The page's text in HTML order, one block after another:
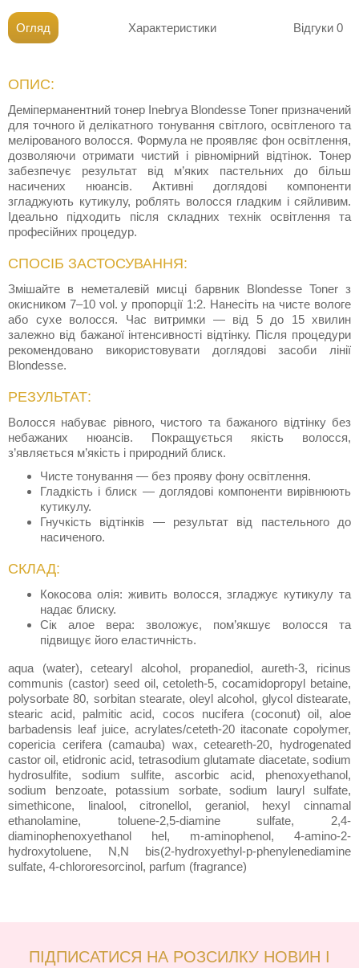
Огляд Характеристики Відгуки 0
ОПИС:
Деміперманентний тонер Inebrya Blondesse Toner призначений
для точного й делікатного тонування світлого, освітленого та
мелірованого волосся. Формула не проявляє фон освітлення,
дозволяючи отримати чистий і рівномірний відтінок. Тонер
забезпечує результат від м’яких пастельних до більш
насичених нюансів. Активні доглядові компоненти
згладжують кутикулу, роблять волосся гладким і сяйливим.
Ідеально підходить після складних технік освітлення та
професійних процедур.
СПОСІБ ЗАСТОСУВАННЯ:
Змішайте в неметалевій мисці барвник Blondesse Toner з
окисником 7–10 vol. у пропорції 1:2. Нанесіть на чисте вологе
або сухе волосся. Час витримки — від 5 до 15 хвилин
залежно від бажаної інтенсивності відтінку. Після процедури
рекомендовано використовувати доглядові засоби лінії
Blondesse.
РЕЗУЛЬТАТ:
Волосся набуває рівного, чистого та бажаного відтінку без
небажаних нюансів. Покращується якість волосся,
з’являється м’якість і природний блиск.
Чисте тонування — без прояву фону освітлення.
Гладкість і блиск — доглядові компоненти вирівнюють
кутикулу.
Гнучкість відтінків — результат від пастельного до
насиченого.
СКЛАД:
Кокосова олія: живить волосся, згладжує кутикулу та
надає блиску.
Сік алое вера: зволожує, пом’якшує волосся та
підвищує його еластичність.
aqua (water), cetearyl alcohol, propanediol, aureth-3, ricinus
communis (castor) seed oil, cetoleth-5, cocamidopropyl betaine,
polysorbate 80, sorbitan stearate, oleyl alcohol, glycol distearate,
stearic acid, palmitic acid, cocos nucifera (coconut) oil, aloe
barbadensis leaf juice, acrylates/ceteth-20 itaconate copolymer,
copericia cerifera (camauba) wax, ceteareth-20, hydrogenated
castor oil, etidronic acid, tetrasodium glutamate diacetate, sodium
hydrosulfite, sodium sulfite, ascorbic acid, phenoxyethanol,
sodium benzoate, potassium sorbate, sodium lauryl sulfate,
simethicone, linalool, citronellol, geraniol, hexyl cinnamal
ethanolamine, toluene-2,5-diamine sulfate, 2,4-
diaminophenoxyethanol hel, m-aminophenol, 4-amino-2-
hydroxytoluene, N,N bis(2-hydroxyethyl-p-phenylenediamine
sulfate, 4-chlororesorcinol, parfum (fragrance)
ПІДПИСАТИСЯ НА РОЗСИЛКУ НОВИН І